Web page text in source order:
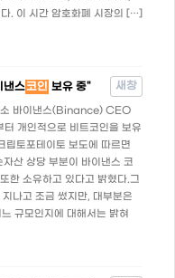
. 이 시간 암호화폐 시장의 […]
낸스코인 보유 중" 새창
소 바이낸스(Binance) CEO
개인적으로 비트코인을 보유
립토포테이토 보도에 따르면
산 상당 부분이 바이낸스 코
한 소유하고 있다고 밝혔다.그
나고 조금 썼지만, 대부분은
규모인지에 대해서는 밝혀